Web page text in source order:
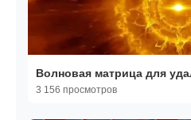
Волновая матрица для
3 156 просмотров